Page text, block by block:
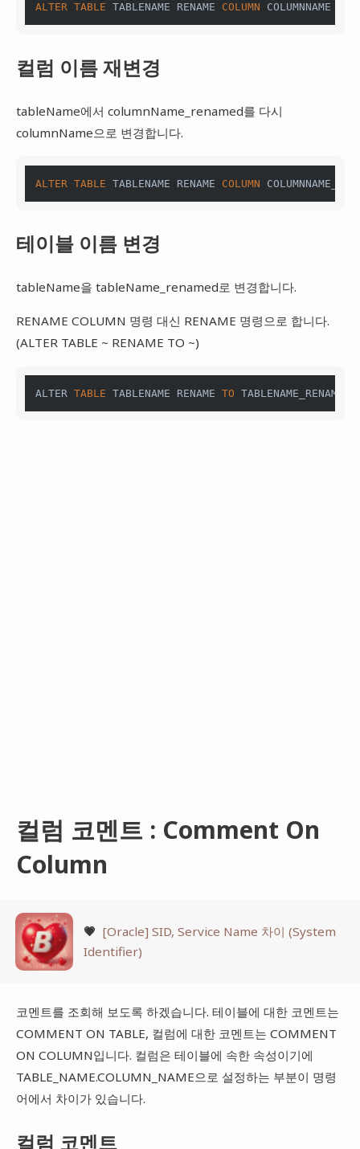
ALTER TABLE TABLENAME RENAME COLUMN COLUMNNAME
컬럼 이름 재변경
tableName에서 columnName_renamed를 다시
columnName으로 변경합니다.
ALTER TABLE TABLENAME RENAME COLUMN
테이블 이름 변경
tableName을 tableName_renamed로 변경합니다.
RENAME COLUMN 명령 대신 RENAME 명령으로 합니다.
(ALTER TABLE ~ RENAME TO ~)
ALTER TABLE TABLENAME RENAME TO TABLENAME_RENAMED;
컬럼 코멘트 : Comment On
Column
💗 [Oracle] SID, Service Name 차이 (System
Identifier)
코멘트를 조회해 보도록 하겠습니다. 테이블에 대한 코멘트는
COMMENT ON TABLE, 컬럼에 대한 코멘트는 COMMENT
ON COLUMN입니다. 컬럼은 테이블에 속한 속성이기에
TABLE_NAME.COLUMN_NAME으로 설정하는 부분이 명령
어에서 차이가 있습니다.
컬럼 코멘트